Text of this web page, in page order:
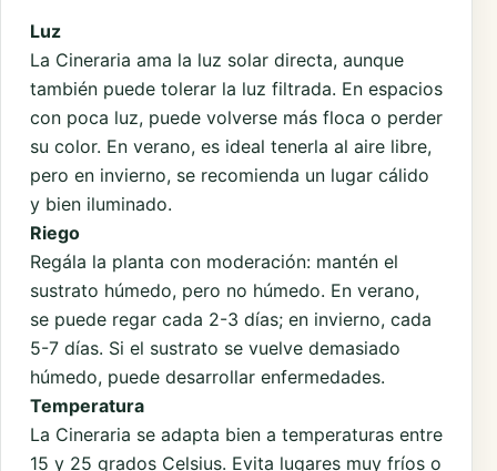
Luz
La Cineraria ama la luz solar directa, aunque
también puede tolerar la luz filtrada. En espacios
con poca luz, puede volverse más floca o perder
su color. En verano, es ideal tenerla al aire libre,
pero en invierno, se recomienda un lugar cálido
y bien iluminado.
Riego
Regála la planta con moderación: mantén el
sustrato húmedo, pero no húmedo. En verano,
se puede regar cada 2-3 días; en invierno, cada
5-7 días. Si el sustrato se vuelve demasiado
húmedo, puede desarrollar enfermedades.
Temperatura
La Cineraria se adapta bien a temperaturas entre
15 y 25 grados Celsius. Evita lugares muy fríos o